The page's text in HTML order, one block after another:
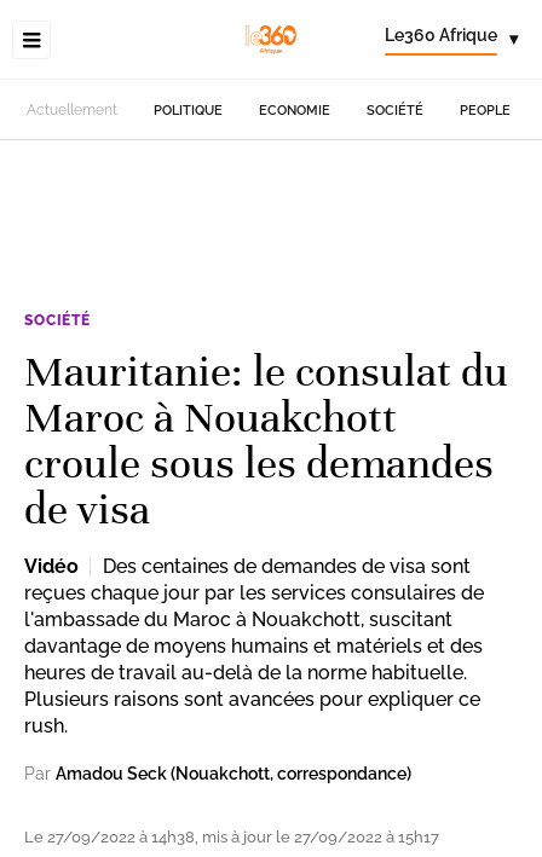
Le360 Afrique ▾
Actuellement POLITIQUE ECONOMIE SOCIÉTÉ PEOPLE
SOCIÉTÉ
Mauritanie: le consulat du
Maroc à Nouakchott
croule sous les demandes
de visa
Vidéo
Des centaines de demandes de visa sont
reçues chaque jour par les services consulaires de
l'ambassade du Maroc à Nouakchott, suscitant
davantage de moyens humains et matériels et des
heures de travail au-delà de la norme habituelle.
Plusieurs raisons sont avancées pour expliquer ce
rush.
Par Amadou Seck (Nouakchott, correspondance)
Le 27/09/2022 à 14h38, mis à jour le 27/09/2022 à 15h17